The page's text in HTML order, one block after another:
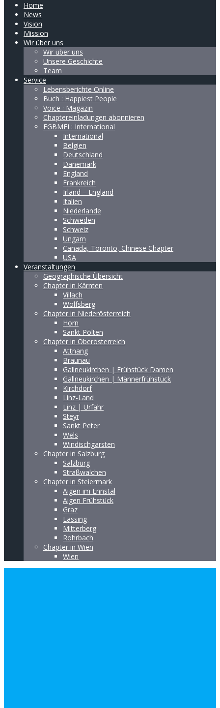
Home
News
Vision
Mission
Wir über uns
Wir über uns
Unsere Geschichte
Team
Service
Lebensberichte Online
Buch : Happiest People
Voice : Magazin
Chaptereinladungen abonnieren
FGBMFI : International
International
Belgien
Deutschland
Dänemark
England
Frankreich
Irland – England
Italien
Niederlande
Schweden
Schweiz
Ungarn
Canada, Toronto, Chinese Chapter
USA
Veranstaltungen
Geographische Übersicht
Chapter in Kärnten
Villach
Wolfsberg
Chapter in Niederösterreich
Horn
Sankt Pölten
Chapter in Oberösterreich
Attnang
Braunau
Gallneukirchen | Frühstück Damen
Gallneukirchen | Männerfrühstück
Kirchdorf
Linz-Land
Linz | Urfahr
Steyr
Sankt Peter
Wels
Windischgarsten
Chapter in Salzburg
Salzburg
Straßwalchen
Chapter in Steiermark
Aigen im Ennstal
Aigen Frühstück
Graz
Lassing
Mitterberg
Rohrbach
Chapter in Wien
Wien